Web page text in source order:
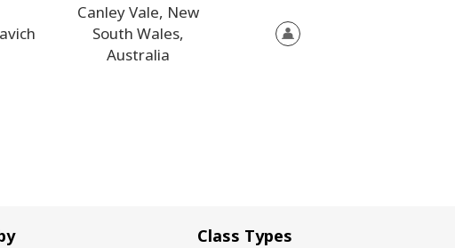
Canley Vale, New
South Wales,
Australia
Class Types